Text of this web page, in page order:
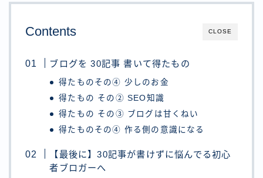
CLOSE
Contents
ブログを 30記事 書いて得たもの
得たものその④ 少しのお金
得たもの その② SEO知識
得たもの その③ ブログは甘くねい
得たものその④ 作る側の意識になる
【最後に】30記事が書けずに悩んでる初心
者ブロガーへ